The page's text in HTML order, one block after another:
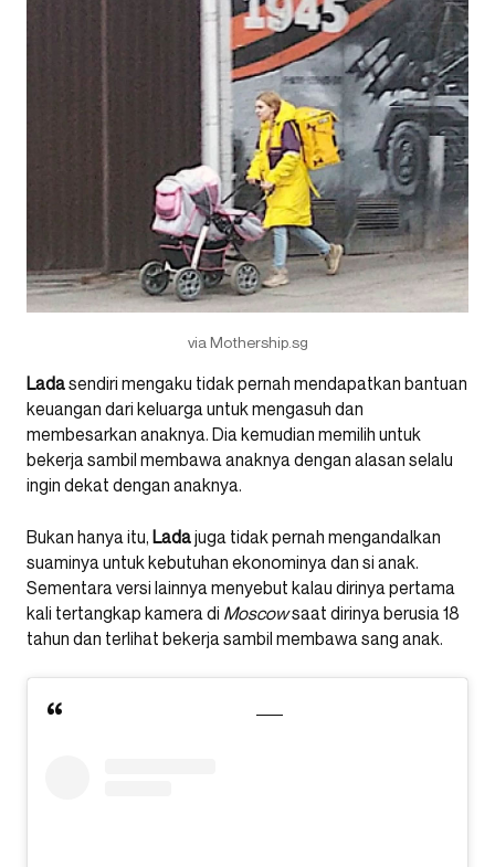
via Mothership.sg
Ladasendiri mengaku tidak pernah mendapatkan bantuan
keuangan dari keluarga untuk mengasuh dan
membesarkan anaknya. Dia kemudian memilih untuk
bekerja sambil membawa anaknya dengan alasan selalu
ingin dekat dengan anaknya.
Bukan hanya itu, Ladajuga tidak pernah mengandalkan
suaminya untuk kebutuhan ekonominya dan si anak.
Sementara versi lainnya menyebut kalau dirinya pertama
kali tertangkap kamera di Moscowsaat dirinya berusia 18
tahun dan terlihat bekerja sambil membawa sang anak.